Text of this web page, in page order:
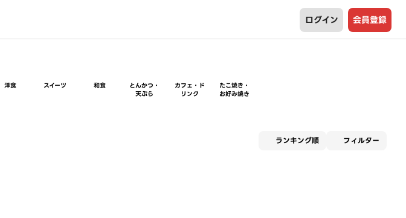
ログイン 会員登録
洋食 スイーツ 和食
とんかつ・
天ぷら
カフェ・ド
リンク
たこ焼き・
お好み焼き
ランキング順 フィルター